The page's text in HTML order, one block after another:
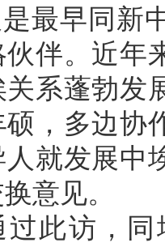
最早同新
伴。近年
关系蓬勃发
，多边协
就发展中
意见。
过此访，